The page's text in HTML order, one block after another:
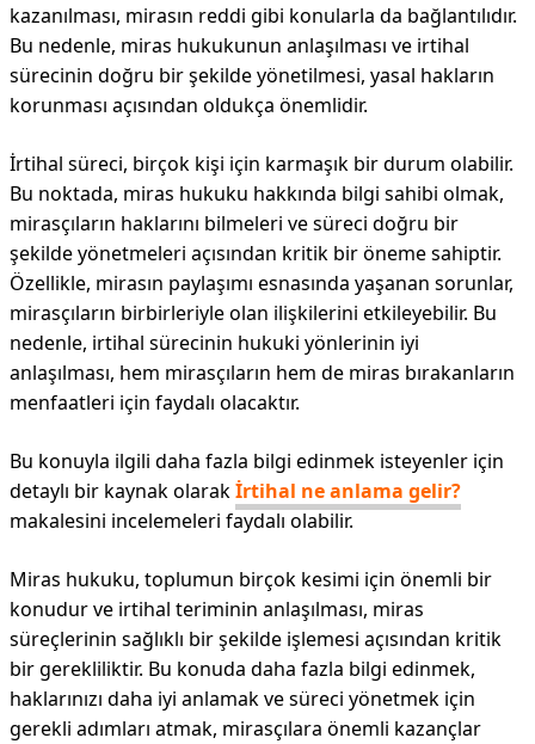
kazanılması, mirasın reddi gibi konularla da bağlantılıdır.
Bu nedenle, miras hukukunun anlaşılması ve irtihal
sürecinin doğru bir şekilde yönetilmesi, yasal hakların
korunması açısından oldukça önemlidir.
İrtihal süreci, birçok kişi için karmaşık bir durum olabilir.
Bu noktada, miras hukuku hakkında bilgi sahibi olmak,
mirasçıların haklarını bilmeleri ve süreci doğru bir
şekilde yönetmeleri açısından kritik bir öneme sahiptir.
Özellikle, mirasın paylaşımı esnasında yaşanan sorunlar,
mirasçıların birbirleriyle olan ilişkilerini etkileyebilir. Bu
nedenle, irtihal sürecinin hukuki yönlerinin iyi
anlaşılması, hem mirasçıların hem de miras bırakanların
menfaatleri için faydalı olacaktır.
Bu konuyla ilgili daha fazla bilgi edinmek isteyenler için
detaylı bir kaynak olarakİrtihal ne anlama gelir?
makalesini incelemeleri faydalı olabilir.
Miras hukuku, toplumun birçok kesimi için önemli bir
konudur ve irtihal teriminin anlaşılması, miras
süreçlerinin sağlıklı bir şekilde işlemesi açısından kritik
bir gerekliliktir. Bu konuda daha fazla bilgi edinmek,
haklarınızı daha iyi anlamak ve süreci yönetmek için
gerekli adımları atmak, mirasçılara önemli kazançlar